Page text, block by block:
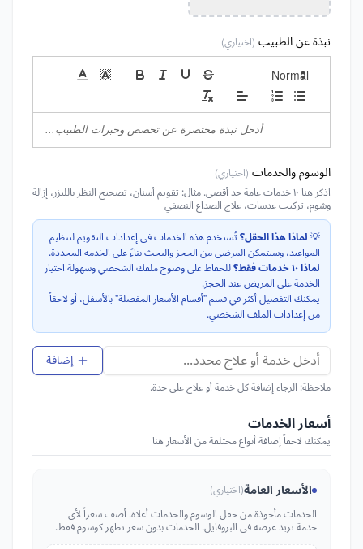
نبذة عن الطبيب (اختياري)
الوسوم والخدمات (اختياري)
اذكر هنا ١٠ خدمات عامة حد أقصى. مثال: تقويم أسنان، تصحيح النظر بالليزر، إزالة
وشوم، تركيب عدسات، علاج الصداع النصفي
💡لماذا هذا الحقل؟تُستخدم هذه الخدمات في إعدادات التقويم لتنظيم
المواعيد، وسيتمكن المرضى من الحجز والبحث بناءً على الخدمة المحددة.
لماذا ١٠ خدمات فقط؟ للحفاظ على وضوح ملفك الشخصي وسهولة اختيار
الخدمة على المريض عند الحجز.
يمكنك التفصيل أكثر في قسم "أقسام الأسعار المفصلة" بالأسفل، أو لاحقاً
من إعدادات الملف الشخصي.
إضافة
ملاحظة: الرجاء إضافة كل خدمة أو علاج على حدة.
أسعار الخدمات
يمكنك لاحقاً إضافة أنواع مختلفة من الأسعار هنا
الأسعار العامة(اختياري)
الخدمات مأخوذة من حقل الوسوم والخدمات أعلاه. أضف سعراً لأي
خدمة تريد عرضه في البروفايل. الخدمات بدون سعر تظهر كوسوم فقط.